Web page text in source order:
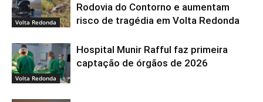
Volta Redonda
Rodovia do Contorno e aumentam
risco de tragédia em Volta Redonda
Volta Redonda
Hospital Munir Rafful faz primeira
captação de órgãos de 2026